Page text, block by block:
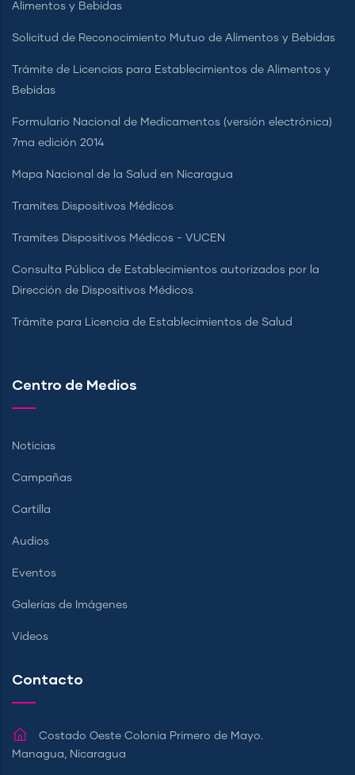
Alimentos y Bebidas
Solicitud de Reconocimiento Mutuo de Alimentos y Bebidas
Trámite de Licencias para Establecimientos de Alimentos y
Bebidas
Formulario Nacional de Medicamentos (versión electrónica)
7ma edición 2014
Mapa Nacional de la Salud en Nicaragua
Tramites Dispositivos Médicos
Tramites Dispositivos Médicos - VUCEN
Consulta Pública de Establecimientos autorizados por la
Dirección de Dispositivos Médicos
Trámite para Licencia de Establecimientos de Salud
Centro de Medios
Noticias
Campañas
Cartilla
Audios
Eventos
Galerías de Imágenes
Videos
Contacto
Costado Oeste Colonia Primero de Mayo.
Managua, Nicaragua